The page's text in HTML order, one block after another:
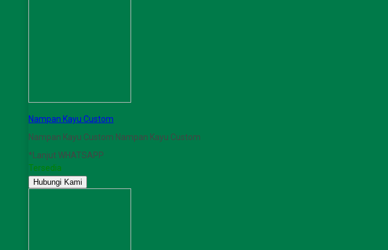
Nampan Kayu Custom
Nampan Kayu Custom Nampan Kayu Custom
*Lanjut WHATSAPP
Tersedia
Hubungi Kami